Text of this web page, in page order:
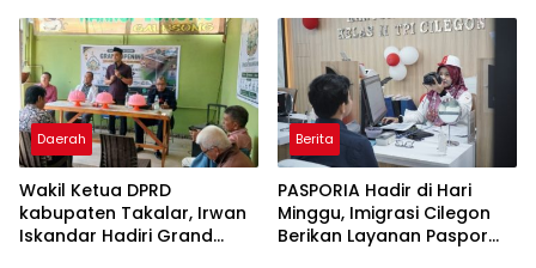
Daerah
Wakil Ketua DPRD
kabupaten Takalar, Irwan
Iskandar Hadiri Grand
Berita
PASPORIA Hadir di Hari
Minggu, Imigrasi Cilegon
Berikan Layanan Paspor